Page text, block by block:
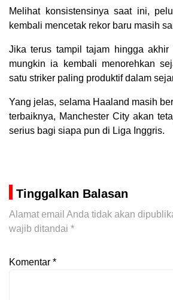
Melihat konsistensinya saat ini,
kembali mencetak rekor baru masih
Jika terus tampil tajam hingga akhir
mungkin ia kembali menorehkan
satu striker paling produktif dalam
Yang jelas, selama Haaland masih
terbaiknya, Manchester City akan
serius bagi siapa pun di Liga Inggris.
Tinggalkan Balasan
Alamat email Anda tidak akan
wajib ditandai *
Komentar *